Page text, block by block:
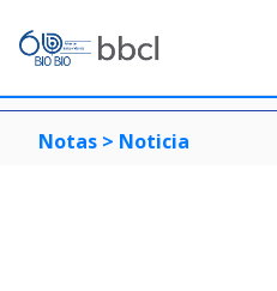
Notas > Noticia